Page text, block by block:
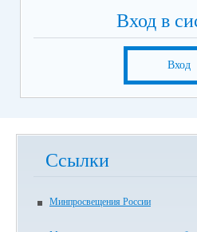
Вход в
Вход
Ссылки
Минпросвещения России